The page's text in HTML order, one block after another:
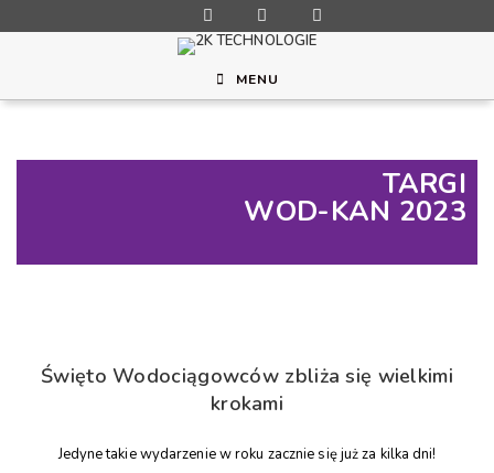
MENU
TARGI
WOD-KAN 2023
Święto Wodociągowców zbliża się wielkimi
krokami
Jedyne takie wydarzenie w roku zacznie się już za kilka dni!